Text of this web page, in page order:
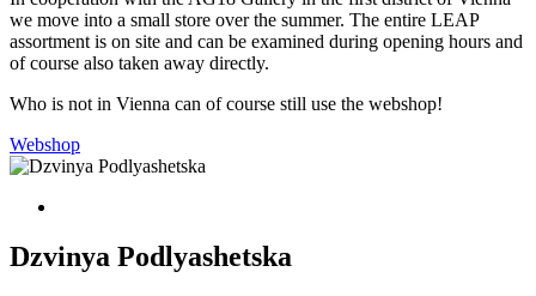
we move into a small store over the summer. The entire LEAP
assortment is on site and can be examined during opening hours and
of course also taken away directly.
Who is not in Vienna can of course still use the webshop!
Webshop
Dzvinya Podlyashetska